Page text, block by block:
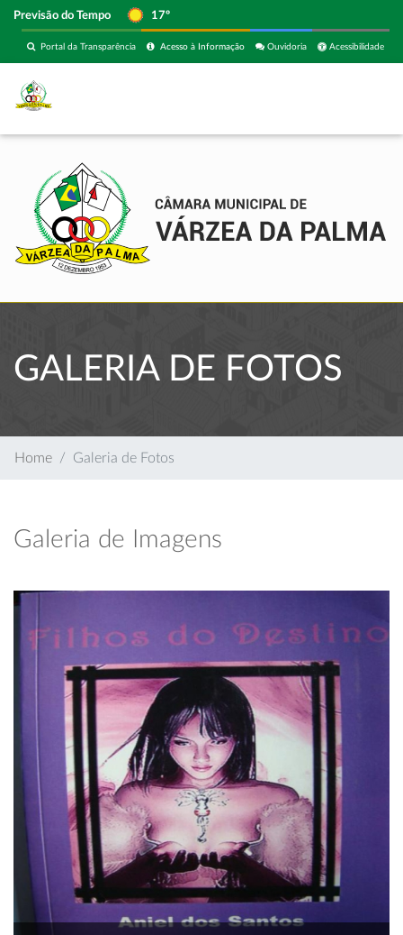
Previsão do Tempo 17º
Acessibilidade
Ouvidoria
Acesso à Informação
Portal da Transparência
GALERIA DE FOTOS
Home Galeria de Fotos
Galeria de Imagens